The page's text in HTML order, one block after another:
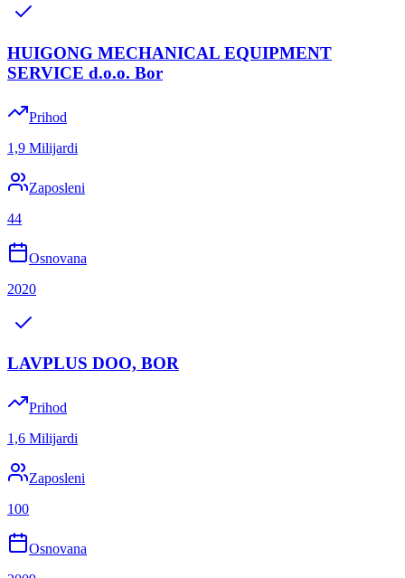
HUIGONG MECHANICAL EQUIPMENT
SERVICE d.o.o. Bor
Prihod
1,9 Milijardi
Zaposleni
44
Osnovana
2020
LAVPLUS DOO, BOR
Prihod
1,6 Milijardi
Zaposleni
100
Osnovana